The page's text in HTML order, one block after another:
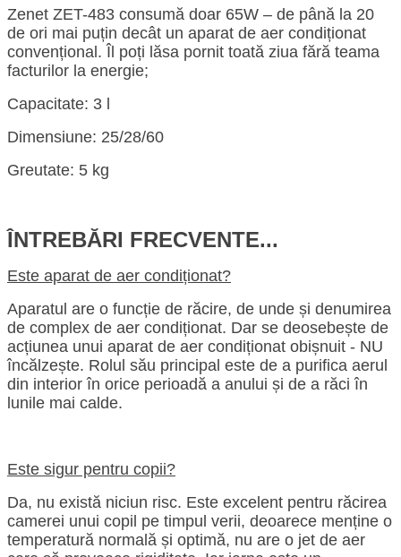
Zenet ZET-483 consumă doar 65W – de până la 20
de ori mai puțin decât un aparat de aer condiționat
convențional. Îl poți lăsa pornit toată ziua fără teama
facturilor la energie;
Capacitate: 3 l
Dimensiune: 25/28/60
Greutate: 5 kg
ÎNTREBĂRI FRECVENTE...
Este aparat de aer condiționat?
Aparatul are o funcție de răcire, de unde și denumirea
de complex de aer condiționat. Dar se deosebește de
acțiunea unui aparat de aer condiționat obișnuit - NU
încălzește. Rolul său principal este de a purifica aerul
din interior în orice perioadă a anului și de a răci în
lunile mai calde.
Este sigur pentru copii?
Da, nu există niciun risc. Este excelent pentru răcirea
camerei unui copil pe timpul verii, deoarece menține o
temperatură normală și optimă, nu are o jet de aer